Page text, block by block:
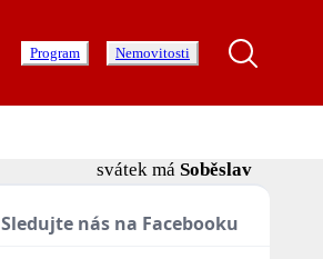
Program Nemovitosti
svátek má Soběslav
Sledujte nás na Facebooku